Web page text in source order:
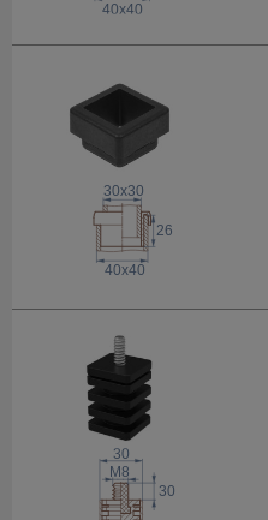
40x40
26
30x30
40x40
30
30
M8